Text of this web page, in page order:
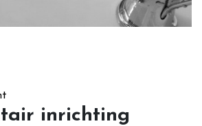
inrichting